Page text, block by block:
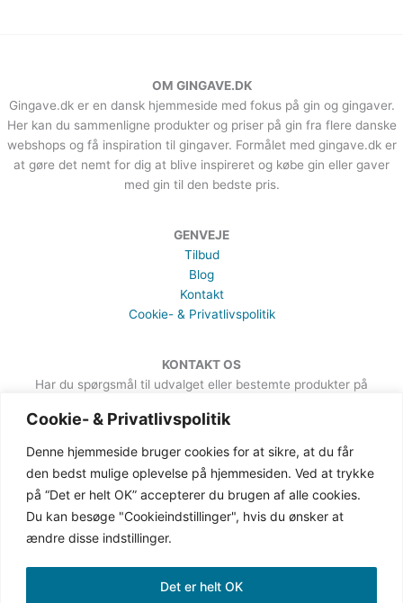
Cookie- & Privatlivspolitik
Denne hjemmeside bruger cookies for at sikre, at du får
den bedst mulige oplevelse på hjemmesiden. Ved at trykke
på “Det er helt OK” accepterer du brugen af alle cookies.
Du kan besøge "Cookieindstillinger", hvis du ønsker at
ændre disse indstillinger.
Det er helt OK
OM GINGAVE.DK
Gingave.dk er en dansk hjemmeside med fokus på gin og gingaver.
Her kan du sammenligne produkter og priser på gin fra flere danske
webshops og få inspiration til gingaver. Formålet med gingave.dk er
at gøre det nemt for dig at blive inspireret og købe gin eller gaver
med gin til den bedste pris.
GENVEJE
Tilbud
Blog
Kontakt
Cookie- & Privatlivspolitik
KONTAKT OS
Har du spørgsmål til udvalget eller bestemte produkter på
kan du gøre via formularen på Kontakt-siden.